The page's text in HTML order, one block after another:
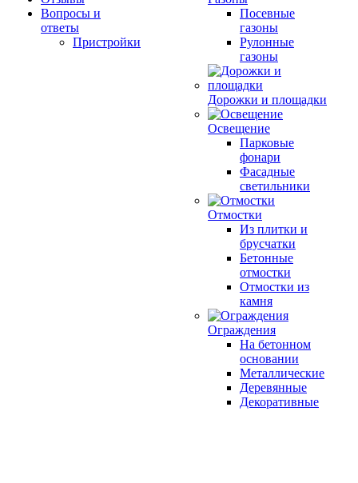
Вопросы и
ответы
Пристройки
Посевные
газоны
Рулонные
газоны
Дорожки и площадки
Освещение
Парковые
фонари
Фасадные
светильники
Отмостки
Из плитки и
брусчатки
Бетонные
отмостки
Отмостки из
камня
Ограждения
На бетонном
основании
Металлические
Деревянные
Декоративные